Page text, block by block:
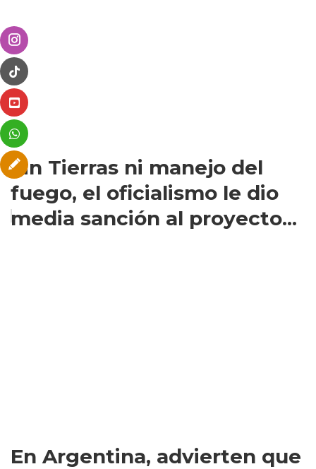
Sin Tierras ni manejo del
fuego, el oficialismo le dio
media sanción al proyecto...
En Argentina, advierten que